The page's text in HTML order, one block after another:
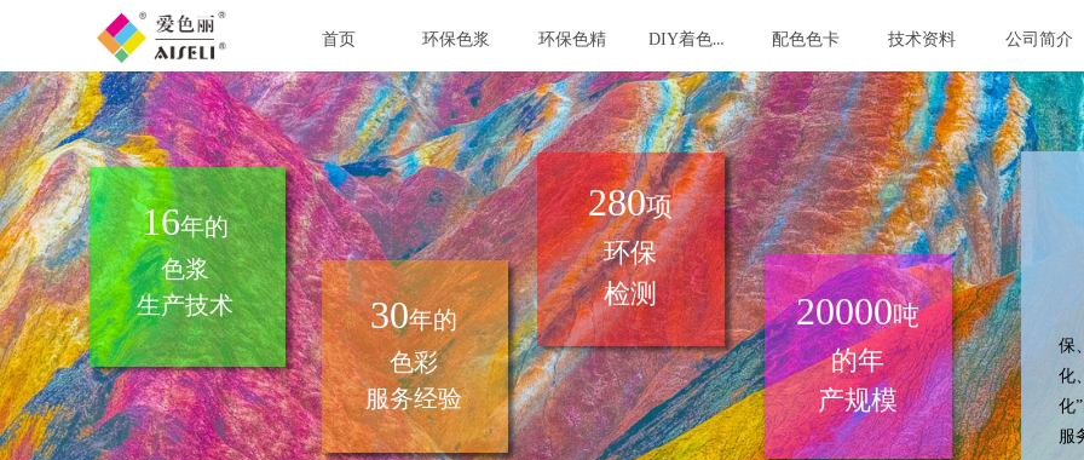
首页 环保色浆 环保色精 DIY着色剂 配色色卡 技术资料 公司简介
16年的
色浆
生产技术
保
化
化
服
30年的
色彩
服务经验
280项
环保
检测
20000吨
的年
产规模